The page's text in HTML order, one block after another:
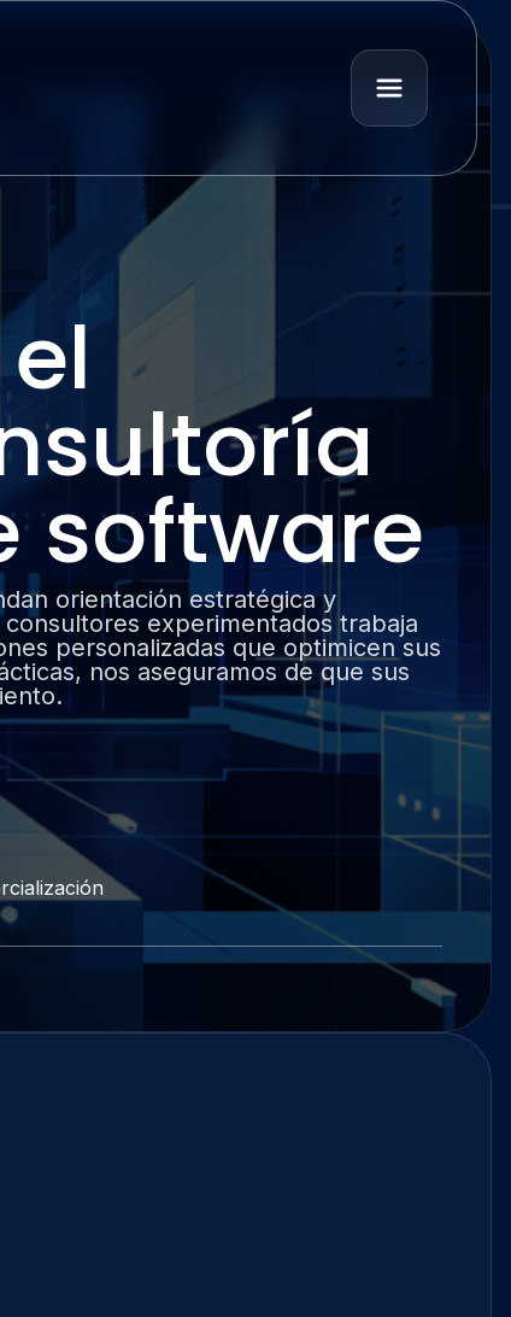
software
orientación estratégica y
experimentados trabaja
personalizadas que optimicen sus
nos aseguramos de que sus